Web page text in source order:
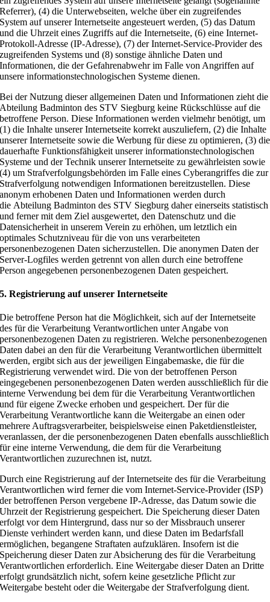
Referrer), (4) die Unterwebseiten, welche über ein zugreifendes
System auf unserer Internetseite angesteuert werden, (5) das Datum
und die Uhrzeit eines Zugriffs auf die Internetseite, (6) eine Internet-
Protokoll-Adresse (IP-Adresse), (7) der Internet-Service-Provider des
zugreifenden Systems und (8) sonstige ähnliche Daten und
Informationen, die der Gefahrenabwehr im Falle von Angriffen auf
unsere informationstechnologischen Systeme dienen.
Bei der Nutzung dieser allgemeinen Daten und Informationen zieht die
Abteilung Badminton des STV Siegburg keine Rückschlüsse auf die
betroffene Person. Diese Informationen werden vielmehr benötigt, um
(1) die Inhalte unserer Internetseite korrekt auszuliefern, (2) die Inhalte
unserer Internetseite sowie die Werbung für diese zu optimieren, (3) die
dauerhafte Funktionsfähigkeit unserer informationstechnologischen
Systeme und der Technik unserer Internetseite zu gewährleisten sowie
(4) um Strafverfolgungsbehörden im Falle eines Cyberangriffes die zur
Strafverfolgung notwendigen Informationen bereitzustellen. Diese
anonym erhobenen Daten und Informationen werden durch
die Abteilung Badminton des STV Siegburg daher einerseits statistisch
und ferner mit dem Ziel ausgewertet, den Datenschutz und die
Datensicherheit in unserem Verein zu erhöhen, um letztlich ein
optimales Schutzniveau für die von uns verarbeiteten
personenbezogenen Daten sicherzustellen. Die anonymen Daten der
Server-Logfiles werden getrennt von allen durch eine betroffene
Person angegebenen personenbezogenen Daten gespeichert.
5. Registrierung auf unserer Internetseite
Die betroffene Person hat die Möglichkeit, sich auf der Internetseite
des für die Verarbeitung Verantwortlichen unter Angabe von
personenbezogenen Daten zu registrieren. Welche personenbezogenen
Daten dabei an den für die Verarbeitung Verantwortlichen übermittelt
werden, ergibt sich aus der jeweiligen Eingabemaske, die für die
Registrierung verwendet wird. Die von der betroffenen Person
eingegebenen personenbezogenen Daten werden ausschließlich für die
interne Verwendung bei dem für die Verarbeitung Verantwortlichen
und für eigene Zwecke erhoben und gespeichert. Der für die
Verarbeitung Verantwortliche kann die Weitergabe an einen oder
mehrere Auftragsverarbeiter, beispielsweise einen Paketdienstleister,
veranlassen, der die personenbezogenen Daten ebenfalls ausschließlich
für eine interne Verwendung, die dem für die Verarbeitung
Verantwortlichen zuzurechnen ist, nutzt.
Durch eine Registrierung auf der Internetseite des für die Verarbeitung
Verantwortlichen wird ferner die vom Internet-Service-Provider (ISP)
der betroffenen Person vergebene IP-Adresse, das Datum sowie die
Uhrzeit der Registrierung gespeichert. Die Speicherung dieser Daten
erfolgt vor dem Hintergrund, dass nur so der Missbrauch unserer
Dienste verhindert werden kann, und diese Daten im Bedarfsfall
ermöglichen, begangene Straftaten aufzuklären. Insofern ist die
Speicherung dieser Daten zur Absicherung des für die Verarbeitung
Verantwortlichen erforderlich. Eine Weitergabe dieser Daten an Dritte
erfolgt grundsätzlich nicht, sofern keine gesetzliche Pflicht zur
Weitergabe besteht oder die Weitergabe der Strafverfolgung dient.